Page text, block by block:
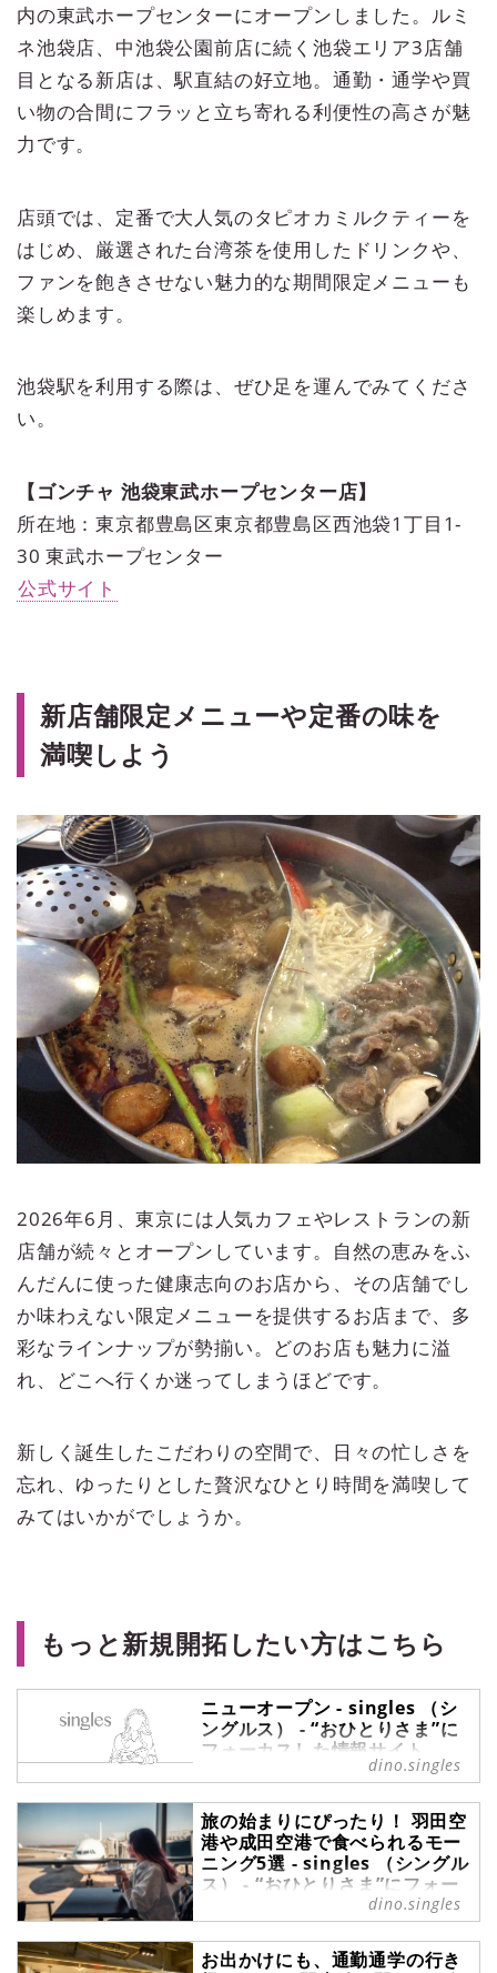
内の東武ホープセンターにオープンしました。ルミ
ネ池袋店、中池袋公園前店に続く池袋エリア3店舗
目となる新店は、駅直結の好立地。通勤・通学や買
い物の合間にフラッと立ち寄れる利便性の高さが魅
力です。
店頭では、定番で大人気のタピオカミルクティーを
はじめ、厳選された台湾茶を使用したドリンクや、
ファンを飽きさせない魅力的な期間限定メニューも
楽しめます。
池袋駅を利用する際は、ぜひ足を運んでみてくださ
い。
【ゴンチャ 池袋東武ホープセンター店】
所在地：東京都豊島区東京都豊島区西池袋1丁目1-
30 東武ホープセンター
公式サイト
新店舗限定メニューや定番の味を
満喫しよう
2026年6月、東京には人気カフェやレストランの新
店舗が続々とオープンしています。自然の恵みをふ
んだんに使った健康志向のお店から、その店舗でし
か味わえない限定メニューを提供するお店まで、多
彩なラインナップが勢揃い。どのお店も魅力に溢
れ、どこへ行くか迷ってしまうほどです。
新しく誕生したこだわりの空間で、日々の忙しさを
忘れ、ゆったりとした贅沢なひとり時間を満喫して
みてはいかがでしょうか。
もっと新規開拓したい方はこちら
ニューオープン - singles （シ
ングルス） - “おひとりさま”に
フォーカスした情報サイト
ニューオープン の記事一覧 -
『singles』は、“おひとりさま“に焦
点を当てた情報サイトです。パート
ナーの有無に関わらず、自分らしい
生活を謳歌する彼・彼女たちのライ
フスタイルを紹介します。
dino.singles
旅の始まりにぴったり！ 羽田空
港や成田空港で食べられるモー
ニング5選 - singles （シングル
ス） - “おひとりさま”にフォー
カスした情報サイト
過ごしやすい陽気の日が増えてき
て、だんだんと遠出も計画しやすい
dino.singles
お出かけにも、通勤通学の行き